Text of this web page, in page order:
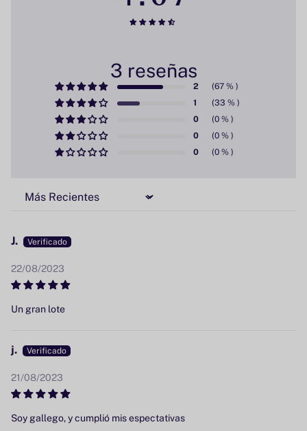
3 reseñas
2
1
0
0
0
Sort by
22/08/2023
J.
Un gran lote
21/08/2023
j.
Soy gallego, y cumplió mis espectativas